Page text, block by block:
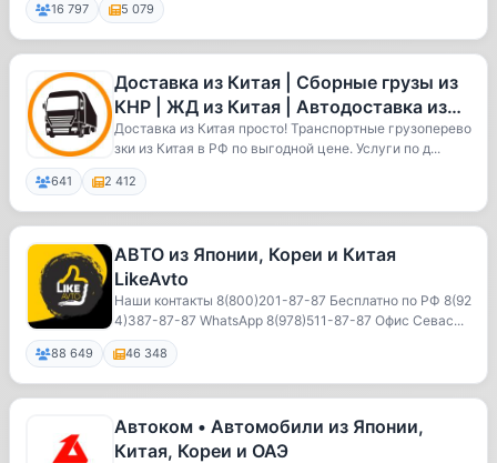
16 797 5 079
Доставка из Китая | Сборные грузы из
КНР | ЖД из Китая | Автодоставка из
КНР | Логистика из Китая
Доставка из Китая просто! Транспортные грузоперево
зки из Китая в РФ по выгодной цене. Услуги по д...
641 2 412
АВТО из Японии, Кореи и Китая
LikeAvto
Наши контакты 8(800)201-87-87 Бесплатно по РФ 8(92
4)387-87-87 WhatsApp 8(978)511-87-87 Офис Севас...
88 649 46 348
Автоком • Автомобили из Японии,
Китая, Кореи и ОАЭ